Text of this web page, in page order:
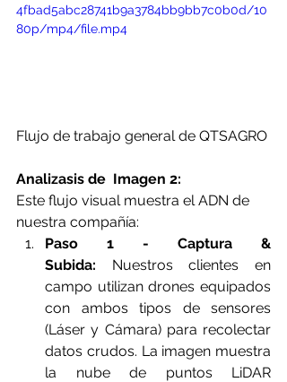
4fbad5abc28741b9a3784bb9bb7c0b0d/10
80p/mp4/file.mp4
Flujo de trabajo general de QTSAGRO
Analizasis de  Imagen 2:
Este flujo visual muestra el ADN de
nuestra compañía:
Paso 1 - Captura &
Subida: Nuestros clientes en
campo utilizan drones equipados
con ambos tipos de sensores
(Láser y Cámara) para recolectar
datos crudos. La imagen muestra
la nube de puntos LiDAR